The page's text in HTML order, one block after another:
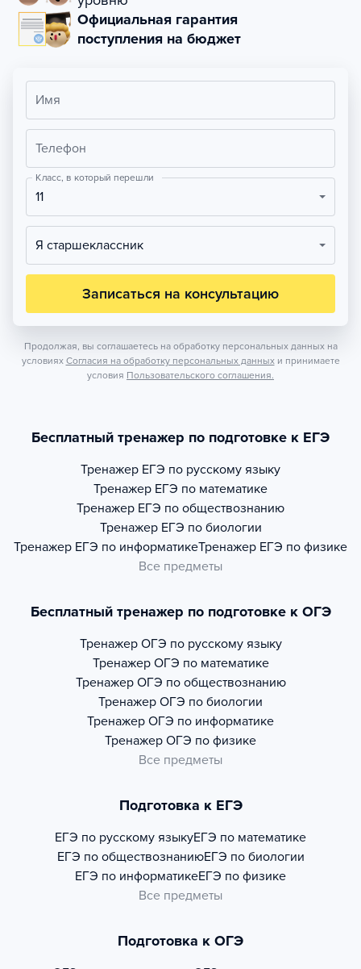
Официальная гарантия
поступления на бюджет
Имя
Телефон
Класс, в который перешли
11
Я старшеклассник
Записаться на консультацию
Продолжая, вы соглашаетесь на обработку персональных данных на
условиях Согласия на обработку персональных данных и принимаете
условия Пользовательского соглашения.
Бесплатный тренажер по подготовке к ЕГЭ
Тренажер ЕГЭ по русскому языку
Тренажер ЕГЭ по математике
Тренажер ЕГЭ по обществознанию
Тренажер ЕГЭ по биологии
Тренажер ЕГЭ по информатикеТренажер ЕГЭ по физике
Все предметы
Бесплатный тренажер по подготовке к ОГЭ
Тренажер ОГЭ по русскому языку
Тренажер ОГЭ по математике
Тренажер ОГЭ по обществознанию
Тренажер ОГЭ по биологии
Тренажер ОГЭ по информатике
Тренажер ОГЭ по физике
Все предметы
Подготовка к ЕГЭ
ЕГЭ по русскому языкуЕГЭ по математике
ЕГЭ по обществознаниюЕГЭ по биологии
ЕГЭ по информатикеЕГЭ по физике
Все предметы
Подготовка к ОГЭ